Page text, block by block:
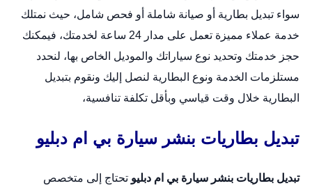
سواء تبديل بطارية أو صيانة شاملة أو فحص شامل، حيث نمتلك
خدمة عملاء مميزة تعمل على مدار 24 ساعة لخدمتك، فيمكنك
حجز خدمتك وتحديد نوع سياراتك والموديل الخاص بها، لنحدد
مستلزمات الخدمة ونوع البطارية لنصل إليك ونقوم بتبديل
البطارية خلال وقت قياسي وبأقل تكلفة تنافسية،
تبديل بطاريات بنشر سيارة بي ام دبليو
تبديل بطاريات بنشر سيارة بي ام دبليو تحتاج إلى متخصص